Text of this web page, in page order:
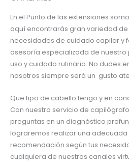
En el Punto de las extensiones
aquí encontrarás gran variedad
necesidades de cuidado capilar y
asesoría especializada de
uso y cuidado rutinario. No dudes
nosotros siempre será un gusto
Que tipo de cabello tengo y en
Con nuestro servicio de
preguntas en un diagnóstico
lograremos realizar una adecuada
recomendación según tus
cualquiera de nuestros canales